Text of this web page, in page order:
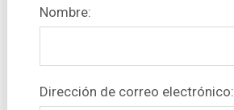
Nombre:
Dirección de correo electrónico: